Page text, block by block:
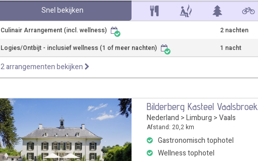
Snel bekijken
Culinair Arrangement (incl. wellness) 2 nachten
Logies/Ontbijt - inclusief wellness (1 of meer nachten)
1 nacht
2 arrangementen bekijken
Bilderberg Kasteel Vaalsbroek
Nederland > Limburg > Vaals
Afstand: 20,2 km
Gastronomisch tophotel
Wellness tophotel